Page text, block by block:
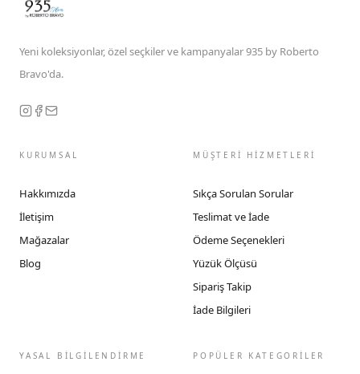
Yeni koleksiyonlar, özel seçkiler ve kampanyalar 935 by Roberto
Bravo'da.
KURUMSAL
Hakkımızda
İletişim
Mağazalar
Blog
MÜŞTERİ HİZMETLERİ
Sıkça Sorulan Sorular
Teslimat ve İade
Ödeme Seçenekleri
Yüzük Ölçüsü
Sipariş Takip
İade Bilgileri
YASAL BİLGİLENDİRME POPÜLER KATEGORİLER